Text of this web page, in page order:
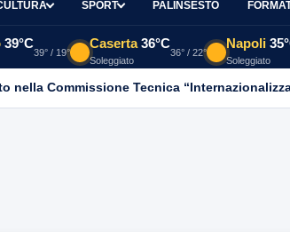
SPORT PALINSESTO
39°C
39° / 19°
Caserta 36°C
Soleggiato
36° / 22°
Napoli
Soleggiato
nella Commissione Tecnica